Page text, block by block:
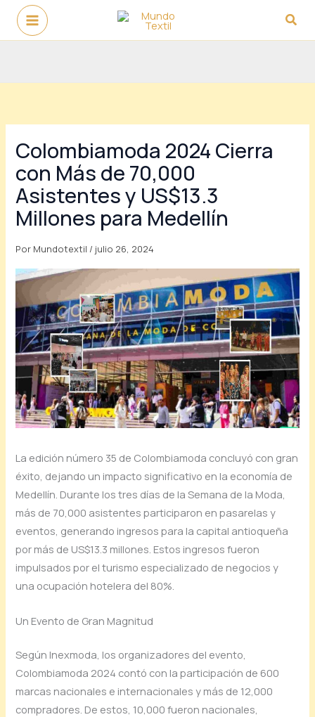
contenido
Colombiamoda 2024 Cierra
con Más de 70,000
Asistentes y US$13.3
Millones para Medellín
Por Mundotextil / julio 26, 2024
La edición número 35 de Colombiamoda concluyó con gran
éxito, dejando un impacto significativo en la economía de
Medellín. Durante los tres días de la Semana de la Moda,
más de 70,000 asistentes participaron en pasarelas y
eventos, generando ingresos para la capital antioqueña
por más de US$13.3 millones. Estos ingresos fueron
impulsados por el turismo especializado de negocios y
una ocupación hotelera del 80%.
Un Evento de Gran Magnitud
Según Inexmoda, los organizadores del evento,
Colombiamoda 2024 contó con la participación de 600
marcas nacionales e internacionales y más de 12,000
compradores. De estos, 10,000 fueron nacionales,